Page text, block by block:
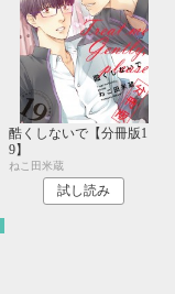
酷くしないで【分冊版1
9】
ねこ田米蔵
試し読み